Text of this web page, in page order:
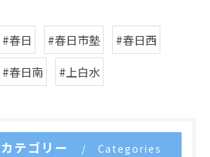
#春日 #春日市塾
#春日西
#春日南
#上白水
カテゴリー Categories